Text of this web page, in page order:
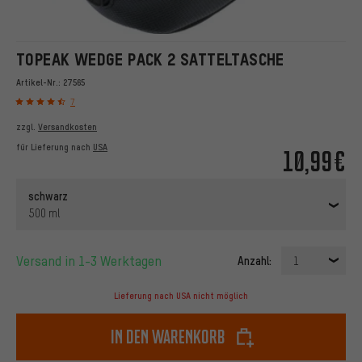
TOPEAK WEDGE PACK 2 SATTELTASCHE
Artikel-Nr.: 27565
7
10,99€
zzgl. Versandkosten
für Lieferung nach USA
schwarz
500 ml
Versand in 1-3 Werktagen Anzahl: 1
Lieferung nach USA nicht möglich
In den Warenkorb